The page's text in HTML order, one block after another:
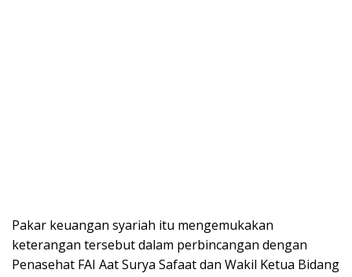
Pakar keuangan syariah itu mengemukakan
keterangan tersebut dalam perbincangan dengan
Penasehat FAI Aat Surya Safaat dan Wakil Ketua Bidang